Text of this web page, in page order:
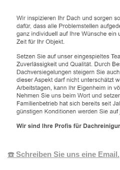
☎️ Schreiben Sie uns eine Email.